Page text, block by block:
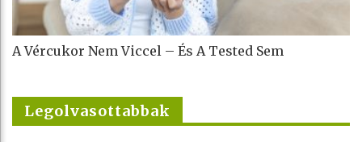
A Vércukor Nem Viccel – És A Tested Sem
Legolvasottabbak